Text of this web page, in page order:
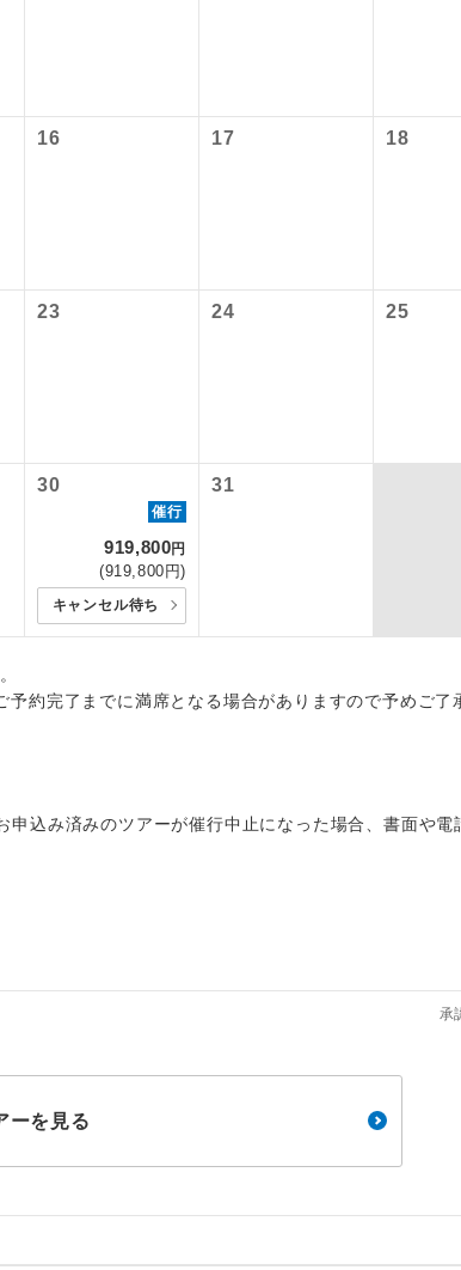
16 17 18
23 24 25
30
催行
919,800円
(919,800円)
キャンセル待ち
31
約完了までに満席となる場合がありますので予めご了
込み済みのツアーが催行中止になった場合、書面や電
承
ーを見る
以上12歳未満）320円
代金でご参加いただけます。
す。
す。
泊ホテルに大浴場が付いています。
のお食事が付いていますので、お食事の心配はいりま
（機内食を除く）
屋にてゆっくりとお召し上がりいただけます。
きます。
航空会社が指定なので、ご出発の計画にとても便利で